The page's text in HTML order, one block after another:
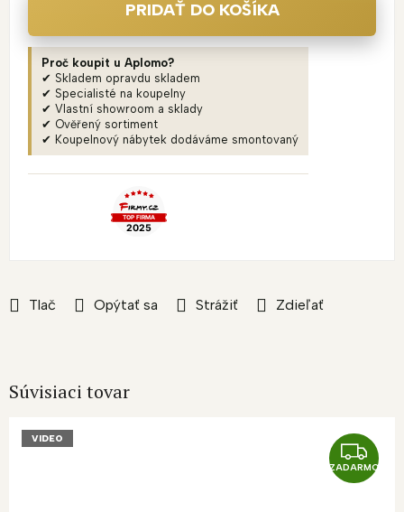
Tlač Opýtať sa Strážiť Zdieľať
PRIDAŤ DO KOŠÍKA
Proč koupit u Aplomo?
✔ Skladem opravdu skladem
✔ Specialisté na koupelny
✔ Vlastní showroom a sklady
✔ Ověřený sortiment
✔ Koupelnový nábytek dodáváme smontovaný
Súvisiaci tovar
VIDEO
Z
A
ZADARMO